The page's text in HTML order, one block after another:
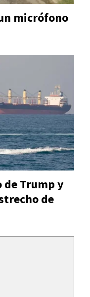
micrófono
de Trump y
de